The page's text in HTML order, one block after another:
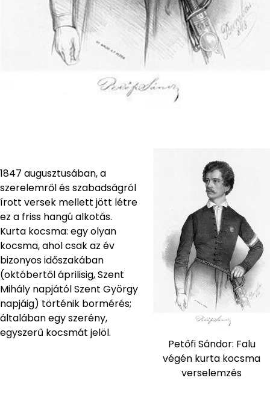
Petőfi Sándor: Falu
végén kurta kocsma
verselemzés
1847 augusztusában, a
szerelemről és szabadságról
írott versek mellett jött létre
ez a friss hangú alkotás.
Kurta kocsma: egy olyan
kocsma, ahol csak az év
bizonyos időszakában
(októbertől áprilisig, Szent
Mihály napjától Szent György
napjáig) történik bormérés;
általában egy szerény,
egyszerű kocsmát jelöl.